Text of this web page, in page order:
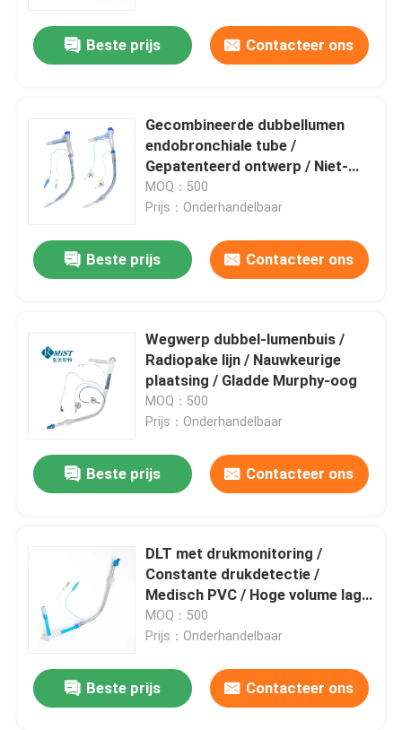
Over ons
Kwaliteitscontrole
nieuws
Vraag een offerte aan
Nasopharyngeal Luchtroutebuis
Beschikbare Endotracheal Buis
Dubbele Lumen Luchtpijptak
Beste prijs Contacteer ons
Gecombineerde dubbellumen
endobronchiale tube /
Gepatenteerd ontwerp / Niet-
naaldrichting / Medisch PVC
MOQ：500
Prijs：Onderhandelbaar
Beste prijs Contacteer ons
Wegwerp dubbel-lumenbuis /
Radiopake lijn / Nauwkeurige
plaatsing / Gladde Murphy-oog
MOQ：500
Prijs：Onderhandelbaar
Beste prijs Contacteer ons
DLT met drukmonitoring /
Constante drukdetectie /
Medisch PVC / Hoge volume lage
druk cuff / CE-gecertificeerd
MOQ：500
Prijs：Onderhandelbaar
Beste prijs Contacteer ons